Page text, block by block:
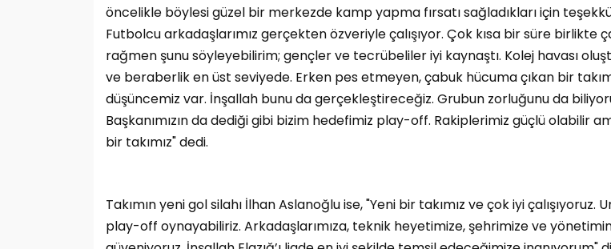
öncelikle böylesi güzel bir merkezde kamp yapma fırsatı sağladıkları için
Futbolcu arkadaşlarımız gerçekten özveriyle çalışıyor. Çok kısa bir süre birlikte
rağmen şunu söyleyebilirim; gençler ve tecrübeliler iyi kaynaştı. Kolej havası
ve beraberlik en üst seviyede. Erken pes etmeyen, çabuk hücuma çıkan bir
düşüncemiz var. İnşallah bunu da gerçekleştireceğiz. Grubun zorluğunu da
Başkanımızın da dediği gibi bizim hedefimiz play-off. Rakiplerimiz güçlü olabilir
bir takımız" dedi.
Takımın yeni gol silahı İlhan Aslanoğlu ise, "Yeni bir takımız ve çok iyi çalışıyoruz.
play-off oynayabiliriz. Arkadaşlarımıza, teknik heyetimize, şehrimize ve